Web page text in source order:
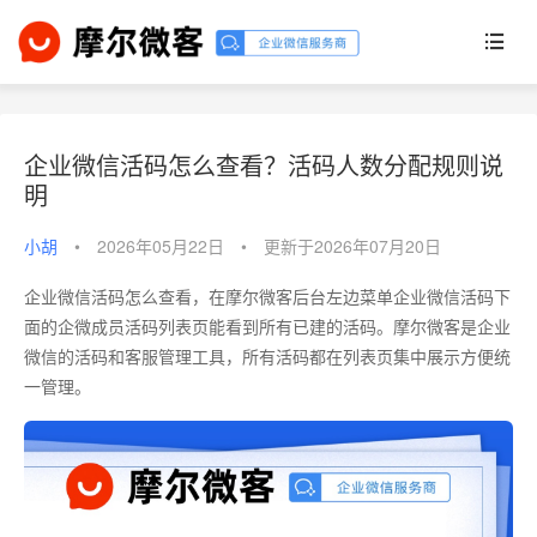
企业微信活码怎么查看？活码人数分配规则说
明
小胡 • 2026年05月22日 • 更新于2026年07月20日
企业微信活码怎么查看，在摩尔微客后台左边菜单企业微信活码下
面的企微成员活码列表页能看到所有已建的活码。摩尔微客是企业
微信的活码和客服管理工具，所有活码都在列表页集中展示方便统
一管理。